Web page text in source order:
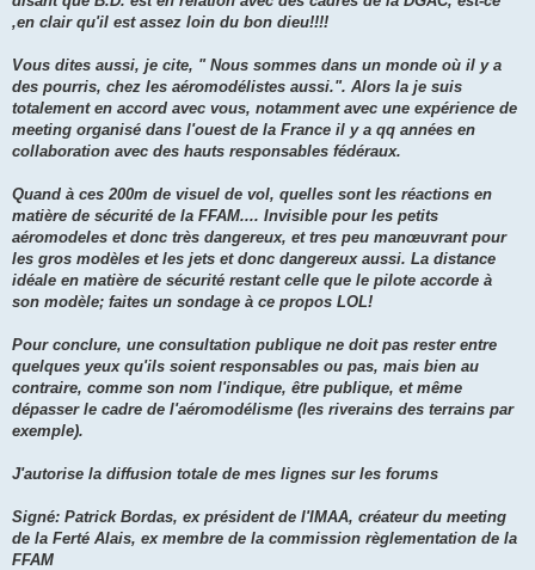
,en clair qu'il est assez loin du bon dieu!!!!
Vous dites aussi, je cite, " Nous sommes dans un monde où il y a
des pourris, chez les aéromodélistes aussi.". Alors la je suis
totalement en accord avec vous, notamment avec une expérience de
meeting organisé dans l'ouest de la France il y a qq années en
collaboration avec des hauts responsables fédéraux.
Quand à ces 200m de visuel de vol, quelles sont les réactions en
matière de sécurité de la FFAM.... Invisible pour les petits
aéromodeles et donc très dangereux, et tres peu manœuvrant pour
les gros modèles et les jets et donc dangereux aussi. La distance
idéale en matière de sécurité restant celle que le pilote accorde à
son modèle; faites un sondage à ce propos LOL!
Pour conclure, une consultation publique ne doit pas rester entre
quelques yeux qu'ils soient responsables ou pas, mais bien au
contraire, comme son nom l'indique, être publique, et même
dépasser le cadre de l'aéromodélisme (les riverains des terrains par
exemple).
J'autorise la diffusion totale de mes lignes sur les forums
Signé: Patrick Bordas, ex président de l'IMAA, créateur du meeting
de la Ferté Alais, ex membre de la commission règlementation de la
FFAM